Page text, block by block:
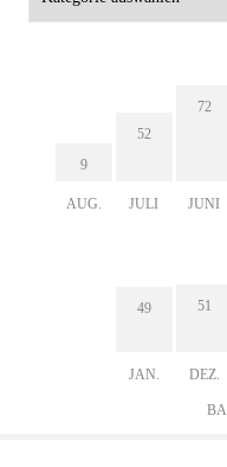
9
AUG.
52
JULI
72
JUNI
49
JAN.
51
DEZ.